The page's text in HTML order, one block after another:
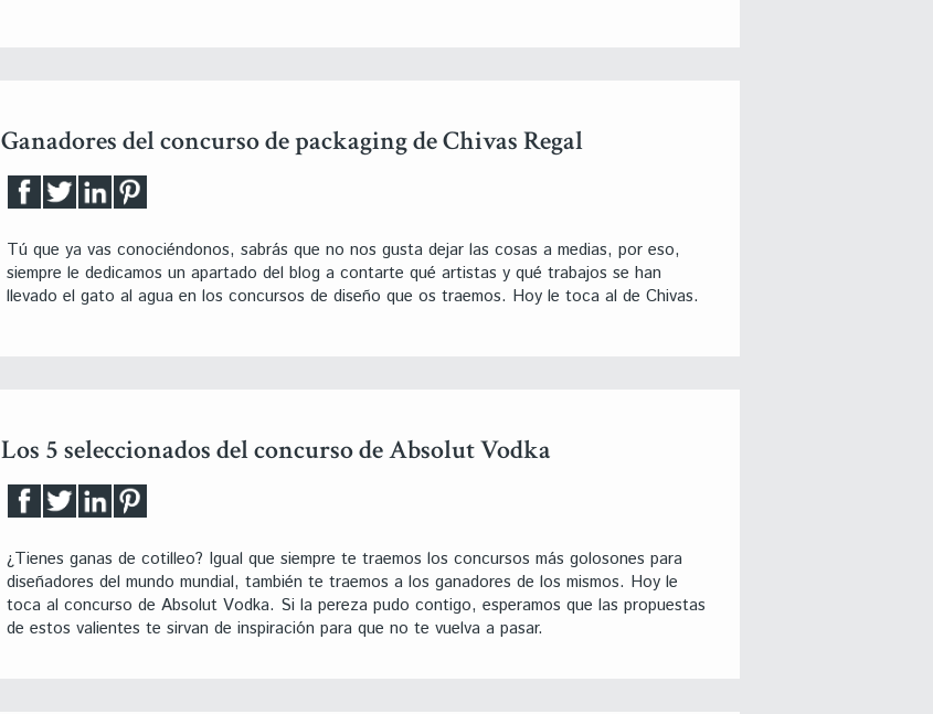
Ganadores del concurso de packaging de Chivas Regal
Tú que ya vas conociéndonos, sabrás que no nos gusta dejar las cosas a medias, por eso,
siempre le dedicamos un apartado del blog a contarte qué artistas y qué trabajos se han
llevado el gato al agua en los concursos de diseño que os traemos. Hoy le toca al de Chivas.
Los 5 seleccionados del concurso de Absolut Vodka
¿Tienes ganas de cotilleo? Igual que siempre te traemos los concursos más golosones para
diseñadores del mundo mundial, también te traemos a los ganadores de los mismos. Hoy le
toca al concurso de Absolut Vodka. Si la pereza pudo contigo, esperamos que las propuestas
de estos valientes te sirvan de inspiración para que no te vuelva a pasar.